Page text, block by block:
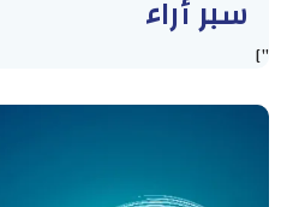
سبر أراء
"]